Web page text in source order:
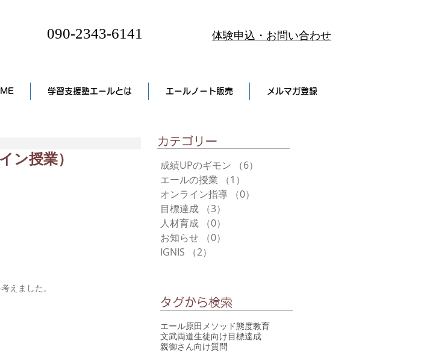
090-2343-6141 体験申込・お問い合わせ
学習支援塾エールとは エールノート販売 メルマガ登録
授業）
えました。
​カテゴリー
成績UPのギモン （6）
エールの授業
（1）
オンライン指導
（0）
目標達成
（3）
人材育成
（0）
お知らせ
（0）
IGNIS
（2）
タグから検索
エール原田メソッド態度教育
文武両道生徒向け目標達成
親御さん向け質問